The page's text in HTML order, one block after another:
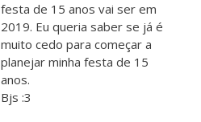
festa de 15 anos vai ser em
2019. Eu queria saber se já é
muito cedo para começar a
planejar minha festa de 15
anos.
Bjs :3